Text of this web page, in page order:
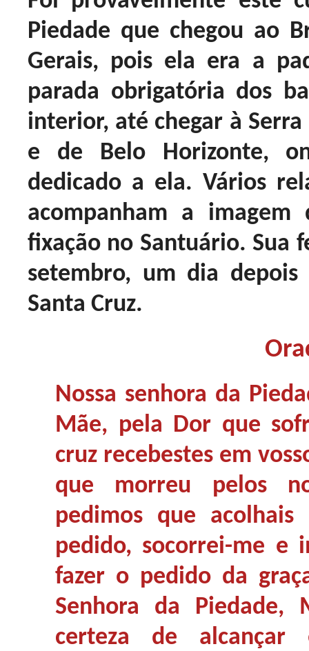
Piedade que chegou ao
Gerais, pois ela era a
parada obrigatória dos
interior, até chegar à
e de Belo Horizonte,
dedicado a ela. Vários
acompanham a
fixação no Santuário. Sua
setembro, um dia
Santa Cruz.
Nossa senhora da
Mãe, pela Dor que
cruz recebestes em
que morreu pelos
pedimos que
pedido, socorrei-me e
fazer o pedido da
Senhora da Piedade,
certeza de alcançar